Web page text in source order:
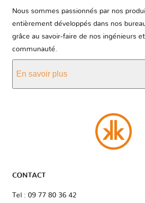
Nous sommes passionnés par nos
entièrement développés dans nos
grâce au savoir-faire de nos ingénieurs
communauté.
En savoir plus
CONTACT
Tel : 09 77 80 36 42